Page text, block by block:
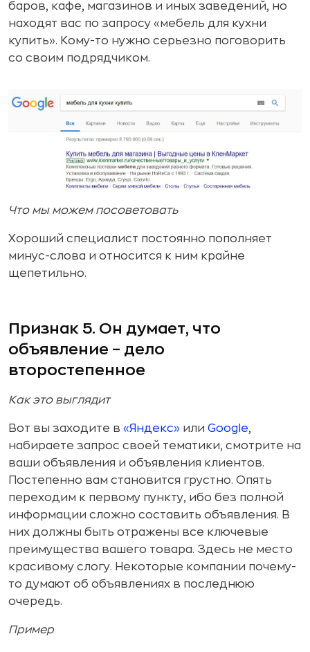
баров, кафе, магазинов и иных заведений, но
находят вас по запросу «мебель для кухни
купить». Кому-то нужно серьезно поговорить
со своим подрядчиком.
Что мы можем посоветовать
Хороший специалист постоянно пополняет
минус-слова и относится к ним крайне
щепетильно.
Признак 5. Он думает, что
объявление – дело
второстепенное
Как это выглядит
Вот вы заходите в «Яндекс» или Google,
набираете запрос своей тематики, смотрите на
ваши объявления и объявления клиентов.
Постепенно вам становится грустно. Опять
переходим к первому пункту, ибо без полной
информации сложно составить объявления. В
них должны быть отражены все ключевые
преимущества вашего товара. Здесь не место
красивому слогу. Некоторые компании почему-
то думают об объявлениях в последнюю
очередь.
Пример